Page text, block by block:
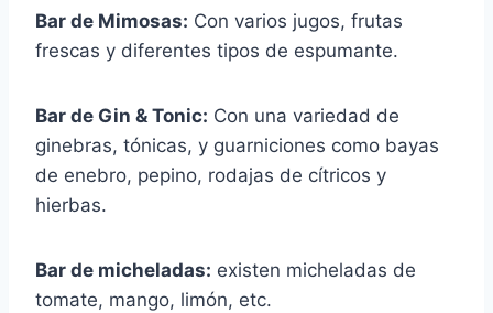
Bar de Mimosas: Con varios jugos, frutas
frescas y diferentes tipos de espumante.
Bar de Gin & Tonic: Con una variedad de
ginebras, tónicas, y guarniciones como bayas
de enebro, pepino, rodajas de cítricos y
hierbas.
Bar de micheladas: existen micheladas de
tomate, mango, limón, etc.